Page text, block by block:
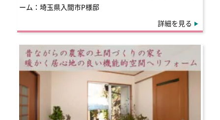
ーム：埼玉県入間市P様邸
詳細を見る